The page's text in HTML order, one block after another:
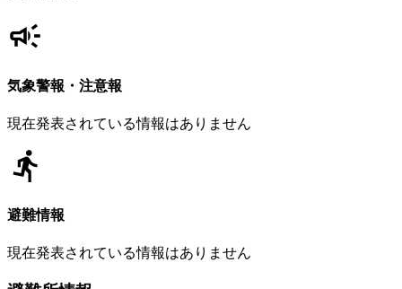
気象警報・注意報
現在発表されている情報はありません
避難情報
現在発表されている情報はありません